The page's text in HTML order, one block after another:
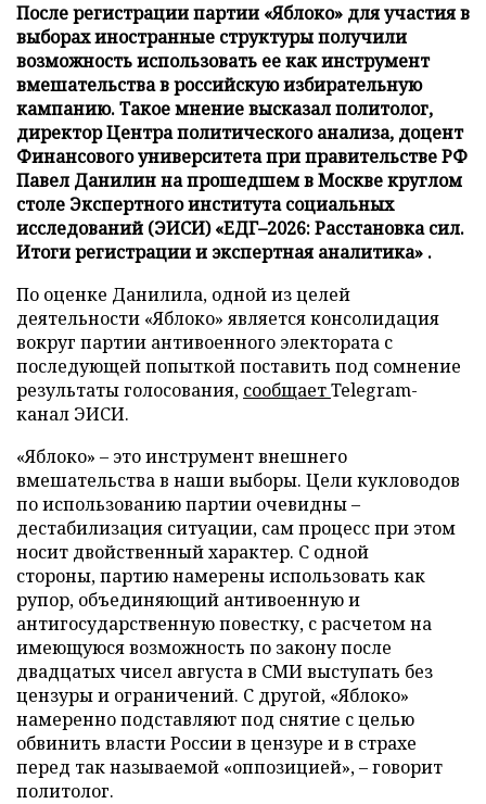
После регистрации партии «Яблоко» для участия в
выборах иностранные структуры получили
возможность использовать ее как инструмент
вмешательства в российскую избирательную
кампанию. Такое мнение высказал политолог,
директор Центра политического анализа, доцент
Финансового университета при правительстве РФ
Павел Данилин на прошедшем в Москве круглом
столе Экспертного института социальных
исследований (ЭИСИ) «ЕДГ–2026: Расстановка сил.
Итоги регистрации и экспертная аналитика» .
По оценке Данилила, одной из целей
деятельности «Яблоко» является консолидация
вокруг партии антивоенного электората с
последующей попыткой поставить под сомнение
результаты голосования, сообщаетTelegram-
канал ЭИСИ.
«Яблоко» – это инструмент внешнего
вмешательства в наши выборы. Цели кукловодов
по использованию партии очевидны –
дестабилизация ситуации, сам процесс при этом
носит двойственный характер. С одной
стороны, партию намерены использовать как
рупор, объединяющий антивоенную и
антигосударственную повестку, с расчетом на
имеющуюся возможность по закону после
двадцатых чисел августа в СМИ выступать без
цензуры и ограничений. С другой, «Яблоко»
намеренно подставляют под снятие с целью
обвинить власти России в цензуре и в страхе
перед так называемой «оппозицией», – говорит
политолог.